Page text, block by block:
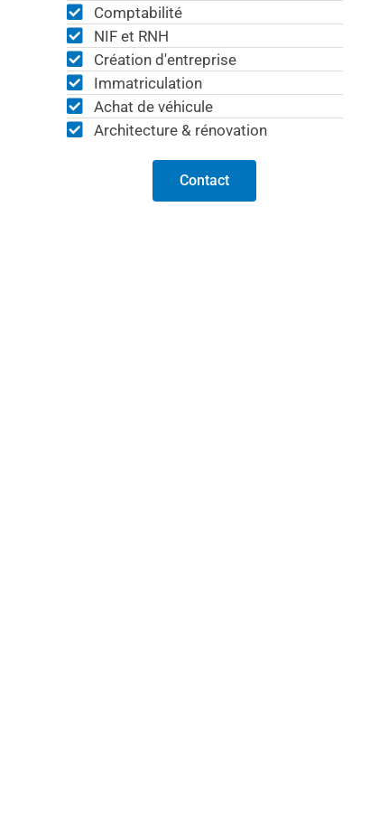
Comptabilité
NIF et RNH
Création d'entreprise
Immatriculation
Achat de véhicule
Architecture & rénovation
Contact